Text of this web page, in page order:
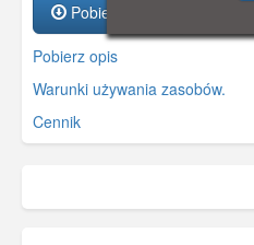
Pobierz zasób
Pobierz opis
Warunki używania zasobów.
Cennik